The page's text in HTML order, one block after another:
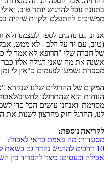
בתזונה נוכל להרגיש יותר טוב,
ממשיכים להתעלם ולקוות שיהיה
אנחנו גם נוהגים לספר לעצמנו
(טוב, עם יד על הלב - לא ממש,
של חברה שלי "הרופא לא אמר לי
אשנה את מה שאני רגילה אליו
מספרת נשמעו לפעמים כ"אין לי
המקום של ההרגלים שלנו שנקרא
הנוחות היא שהתרגלנו לחשוב/
מסוימת, ואנחנו עושים הכל כדי
לנו, ההרגל חזק מהרצון לשנות את
לקריאה נוספת:
מסעדות: מה באמת כדאי לאכול?
10 דרכים להרגיש נהדר גם כשאת לובשת בגד ים
אכילה וכעסים: כיצד להפריד בין